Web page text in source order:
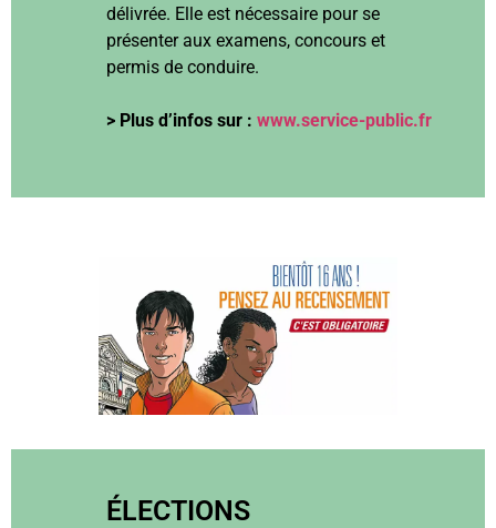
délivrée. Elle est nécessaire pour se
présenter aux examens, concours et
permis de conduire.
> Plus d’infos sur : www.service-public.fr
ÉLECTIONS